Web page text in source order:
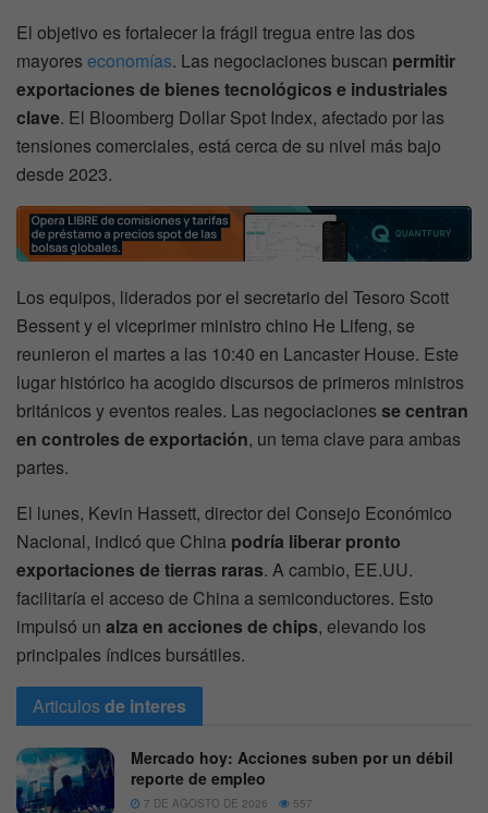
El objetivo es fortalecer la frágil tregua entre las dos
mayoreseconomías. Las negociaciones buscan permitir
exportaciones de bienes tecnológicos e industriales
clave. El Bloomberg Dollar Spot Index, afectado por las
tensiones comerciales, está cerca de su nivel más bajo
desde 2023.
Los equipos, liderados por el secretario del Tesoro Scott
Bessent y el viceprimer ministro chino He Lifeng, se
reunieron el martes a las 10:40 en Lancaster House. Este
lugar histórico ha acogido discursos de primeros ministros
británicos y eventos reales. Las negociacionesse centran
en controles de exportación, un tema clave para ambas
partes.
El lunes, Kevin Hassett, director del Consejo Económico
Nacional, indicó que China podría liberar pronto
exportaciones de tierras raras. A cambio, EE.UU.
facilitaría el acceso de China a semiconductores. Esto
impulsó un alza en acciones de chips, elevando los
principales índices bursátiles.
Articulosde interes
Mercado hoy: Acciones suben por un débil
reporte de empleo
7 DE AGOSTO DE 2026 557